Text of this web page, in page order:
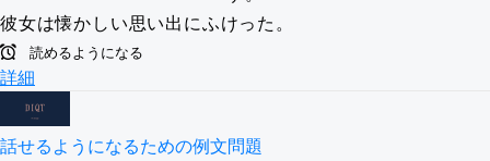
彼女は懐かしい思い出にふけった。
読めるようになる
詳細
話せるようになるための例文問題